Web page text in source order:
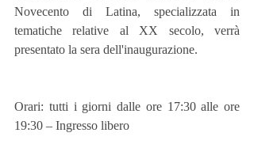
Novecento di Latina, specializzata in
tematiche relative al XX secolo, verrà
presentato la sera dell'inaugurazione.
Orari: tutti i giorni dalle ore 17:30 alle ore
19:30 – Ingresso libero